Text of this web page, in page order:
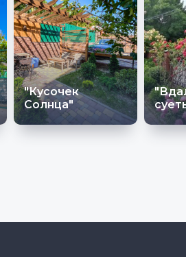
"Кусочек
Солнца"